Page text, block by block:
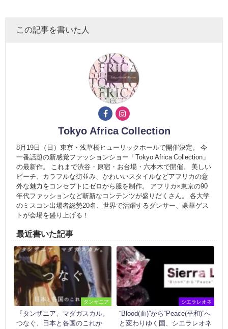
この記事を書いた人
Tokyo Africa Collection
​8月19日（日）東京・浅草橋ヒューリックホールで開催決定。 今
一番話題の新感覚ファッションショー「Tokyo Africa Collection」
の最新作。 これまで渋谷・原宿・お台場・六本木で開催。 美しい
ビーチ、カラフルな街並み、かわいいスタイルなどアフリカの意
外な魅力をコンセプトにゼロから服を制作。 アフリカ×東京の90
年代ファッションなど斬新なコンテンツが盛りだくさん。 各大学
のミスコン出場者総勢20名、世界で活躍するダンサー、豪華ゲス
トが会場を盛り上げる！
最近書いた記事
タンザニア
『タンザニア、マダガスカル。
つなぐ、日本と各国のこれか
シエラレオネ
“Blood(血)”から“Peace(平和)”へ
と変わりゆく国、シエラレオネ